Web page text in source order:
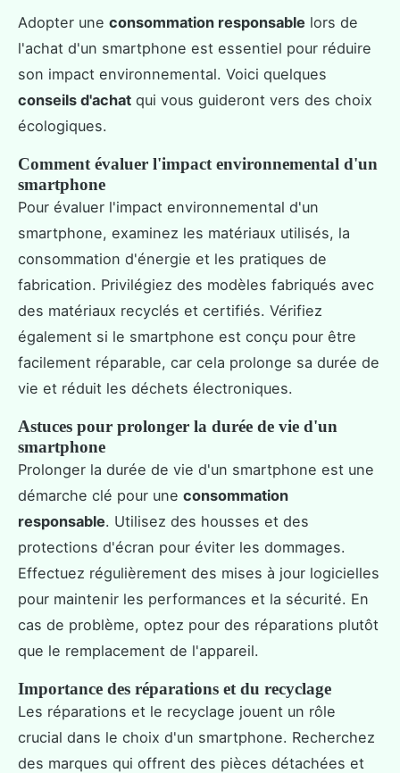
Adopter une consommation responsable lors de
l'achat d'un smartphone est essentiel pour réduire
son impact environnemental. Voici quelques
conseils d'achat qui vous guideront vers des choix
écologiques.
Comment évaluer l'impact environnemental d'un
smartphone
Pour évaluer l'impact environnemental d'un
smartphone, examinez les matériaux utilisés, la
consommation d'énergie et les pratiques de
fabrication. Privilégiez des modèles fabriqués avec
des matériaux recyclés et certifiés. Vérifiez
également si le smartphone est conçu pour être
facilement réparable, car cela prolonge sa durée de
vie et réduit les déchets électroniques.
Astuces pour prolonger la durée de vie d'un
smartphone
Prolonger la durée de vie d'un smartphone est une
démarche clé pour une consommation
responsable. Utilisez des housses et des
protections d'écran pour éviter les dommages.
Effectuez régulièrement des mises à jour logicielles
pour maintenir les performances et la sécurité. En
cas de problème, optez pour des réparations plutôt
que le remplacement de l'appareil.
Importance des réparations et du recyclage
Les réparations et le recyclage jouent un rôle
crucial dans le choix d'un smartphone. Recherchez
des marques qui offrent des pièces détachées et